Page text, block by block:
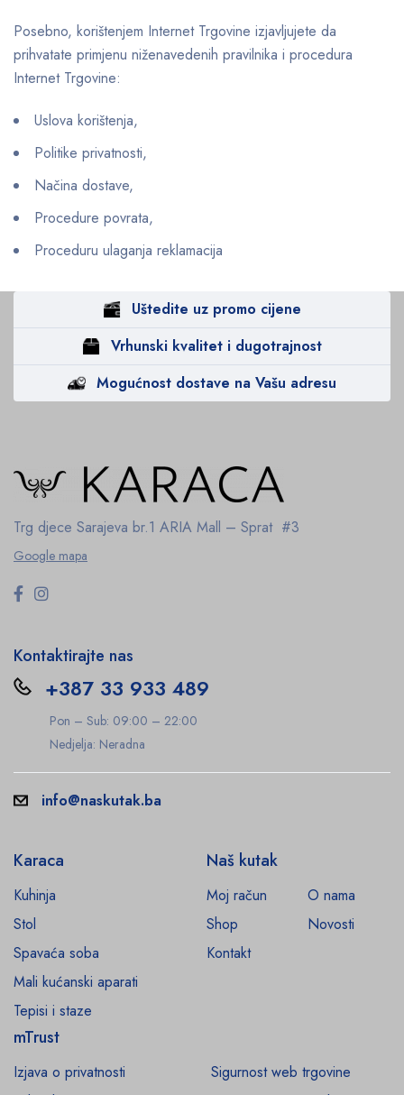
Posebno, korištenjem Internet Trgovine izjavljujete da
prihvatate primjenu niženavedenih pravilnika i procedura
Internet Trgovine:
Uslova korištenja,
Politike privatnosti,
Načina dostave,
Procedure povrata,
Proceduru ulaganja reklamacija
Uštedite uz promo cijene
Vrhunski kvalitet i dugotrajnost
Mogućnost dostave na Vašu adresu
Trg djece Sarajeva br.1 ARIA Mall – Sprat #3
Google mapa
Kontaktirajte nas
+387 33 933 489
Pon – Sub: 09:00 – 22:00
Nedjelja: Neradna
info@naskutak.ba
Karaca
Kuhinja
Stol
Spavaća soba
Mali kućanski aparati
Tepisi i staze
Naš kutak
Moj račun
O nama
Shop
Novosti
Kontakt
mTrust
Izjava o privatnosti
Sigurnost web trgovine